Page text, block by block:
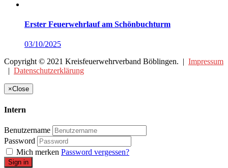
Erster Feuerwehrlauf am Schönbuchturm
03/10/2025
Copyright © 2021 Kreisfeuerwehrverband Böblingen. | Impressum
| Datenschutzerklärung
×Close
Intern
Benutzername
Password
Mich merken Password vergessen?
Sign in